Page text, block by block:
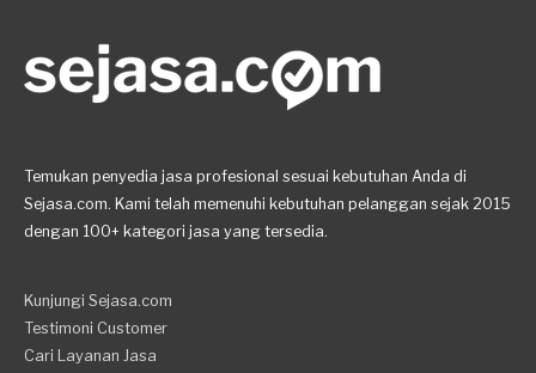
Temukan penyedia jasa profesional sesuai kebutuhan Anda di
Sejasa.com. Kami telah memenuhi kebutuhan pelanggan sejak 2015
dengan 100+ kategori jasa yang tersedia.
Kunjungi Sejasa.com
Testimoni Customer
Cari Layanan Jasa